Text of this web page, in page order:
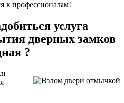
к профессионалам!
услуга
дверных замков
?